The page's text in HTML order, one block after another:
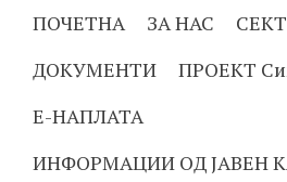
ПОЧЕТНА ЗА НАС
ДОКУМЕНТИ
ПРОЕКТ
Е-НАПЛАТА
ИНФОРМАЦИИ ОД ЈАВЕН